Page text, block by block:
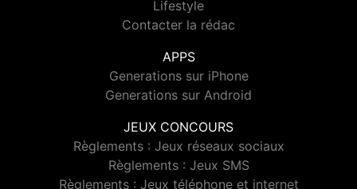
Lifestyle
Contacter la rédac
APPS
Generations sur iPhone
Generations sur Android
JEUX CONCOURS
Règlements : Jeux réseaux sociaux
Règlements : Jeux SMS
Règlements : Jeux téléphone et internet